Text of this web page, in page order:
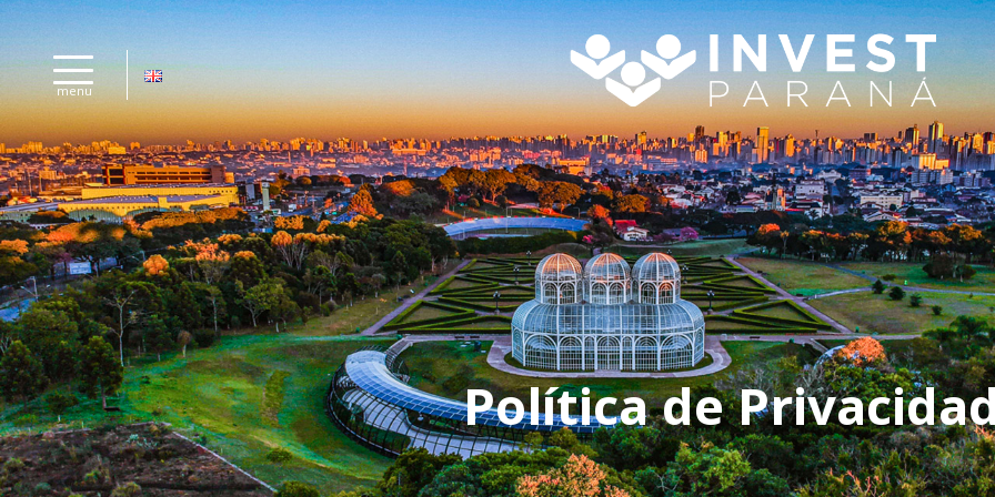
menu
Política de